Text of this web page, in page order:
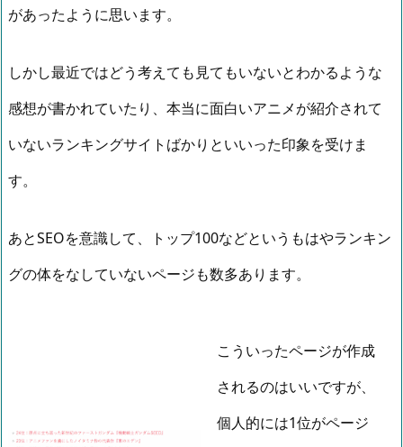
があったように思います。
しかし最近ではどう考えても見てもいないとわかるような
感想が書かれていたり、本当に面白いアニメが紹介されて
いないランキングサイトばかりといいった印象を受けま
す。
あとSEOを意識して、トップ100などというもはやランキン
グの体をなしていないページも数多あります。
こういったページが作成
されるのはいいですが、
個人的には1位がページ